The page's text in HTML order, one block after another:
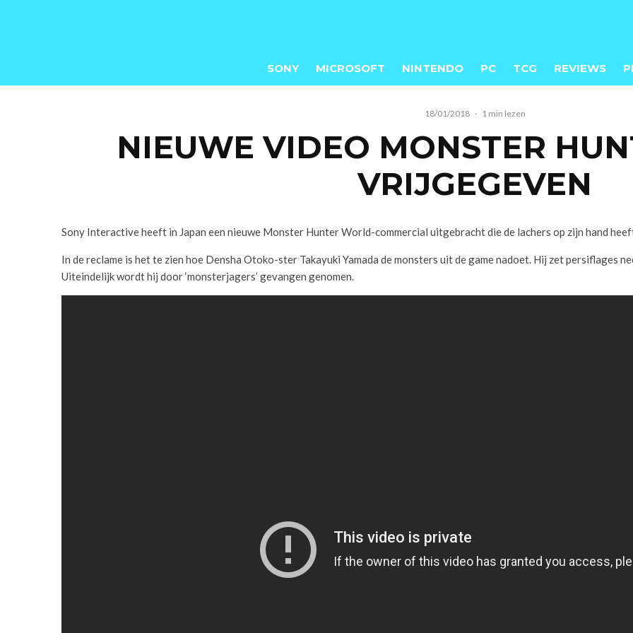
SONY MICROSOFT NINTENDO PC TCG REVIEWS
18/01/2018 · 1 min lezen
NIEUWE VIDEO MONSTER
VRIJGEGEVEN
Sony Interactive heeft in Japan een nieuwe Monster Hunter World-commercial uitgebracht die de lachers op zijn hand
In de reclame is het te zien hoe Densha Otoko-ster Takayuki Yamada de monsters uit de game nadoet. Hij zet persiflages
Uiteindelijk wordt hij door ‘monsterjagers’ gevangen genomen.